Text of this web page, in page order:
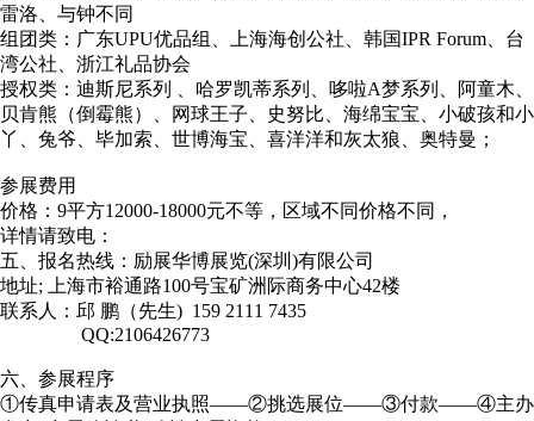
雷洛、与钟不同
组团类：广东UPU优品组、上海海创公社、韩国IPR Forum、台
湾公社、浙江礼品协会
授权类：迪斯尼系列 、哈罗凯蒂系列、哆啦A梦系列、阿童木、
贝肯熊（倒霉熊）、网球王子、史努比、海绵宝宝、小破孩和小
丫、兔爷、毕加索、世博海宝、喜洋洋和灰太狼、奥特曼；
参展费用
价格：9平方12000-18000元不等，区域不同价格不同，
详情请致电：
五、报名热线：励展华博展览(深圳)有限公司
地址; 上海市裕通路100号宝矿洲际商务中心42楼
联系人：邱 鹏（先生) 159 2111 7435
QQ:2106426773
六、参展程序
①传真申请表及营业执照——②挑选展位——③付款——④主办